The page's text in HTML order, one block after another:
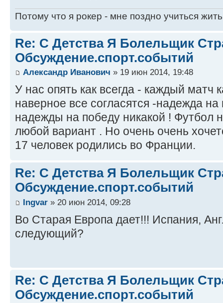
Потому что я рокер - мне поздно учиться
Re: С Детства Я Болельщик
Обсуждение.спорт.событий
Александр Иванович » 19 июн 2014, 19:48
У нас опять как всегда - каждый матч
наверное все согласятся -надежда
надежды на победу никакой ! Футбол
любой вариант . Но очень очень
17 человек родились во Франции.
Re: С Детства Я Болельщик
Обсуждение.спорт.событий
Ingvar » 20 июн 2014, 09:28
Во Старая Европа дает!!! Испания,
следующий?
Re: С Детства Я Болельщик
Обсуждение.спорт.событий